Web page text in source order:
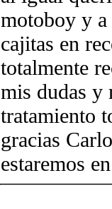
motoboy y
cajitas en
totalmente
mis dudas y
tratamiento
gracias
estaremos